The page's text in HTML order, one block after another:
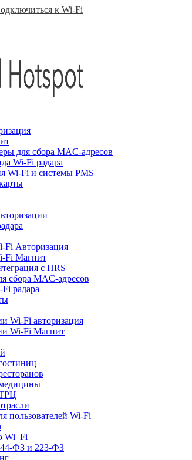
к Wi-Fi
для сбора MAC-адресов
Wi-Fi радара
Wi-Fi и системы PMS
Fi Авторизация
Fi Магнит
с HRS
сбора MAC-адресов
радара
Wi-Fi авторизация
Wi-Fi Магнит
пользователей Wi-Fi
Wi–Fi
ФЗ и 223-ФЗ